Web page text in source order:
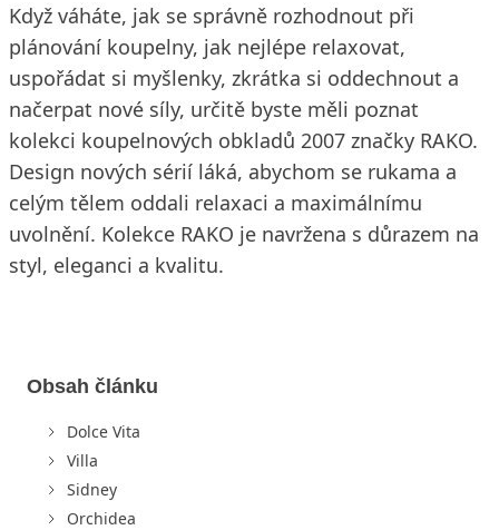
Když váháte, jak se správně rozhodnout při
plánování koupelny, jak nejlépe relaxovat,
uspořádat si myšlenky, zkrátka si oddechnout a
načerpat nové síly, určitě byste měli poznat
kolekci koupelnových obkladů 2007 značky RAKO.
Design nových sérií láká, abychom se rukama a
celým tělem oddali relaxaci a maximálnímu
uvolnění. Kolekce RAKO je navržena s důrazem na
styl, eleganci a kvalitu.
Obsah článku
Dolce Vita
Villa
Sidney
Orchidea